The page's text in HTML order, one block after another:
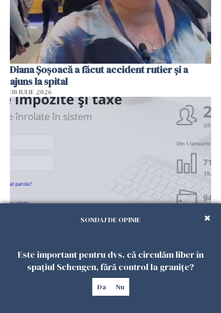
Diana Șoșoacă a făcut accident rutier și a
ajuns la spital
30 IULIE 2026
Alertă DNSC: Noua înșelătorie prin SMS care
Române
30 IULIE 2026
SONDAJ DE OPINIE
Este important pentru dvs. că circulăm liber în
spațiul Schengen, fără control la granițe?
Da Nu